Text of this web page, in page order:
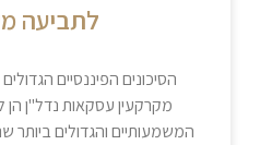
לתביעה
הסיכונים הפיננסיים
מקרקעין עסקאות נדל"ן הן
המשמעותיים והגדולים ביותר